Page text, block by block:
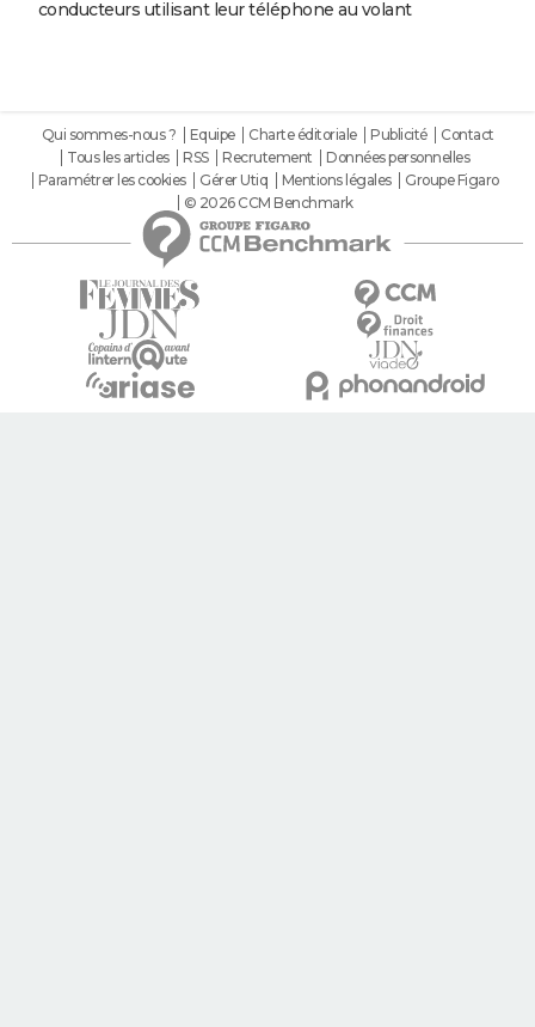
conducteurs utilisant leur téléphone au volant
Qui sommes-nous ? Equipe Charte éditoriale Publicité
Contact
Tous les articles
RSS Recrutement
Données personnelles
Paramétrer les cookies
Gérer Utiq Mentions légales
Groupe Figaro
© 2026 CCM Benchmark